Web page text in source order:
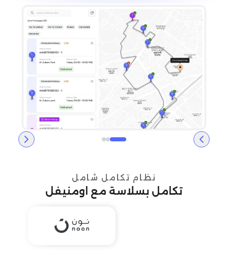
نظام تكامل شامل
تكامل بسلاسة مع اومنيفل